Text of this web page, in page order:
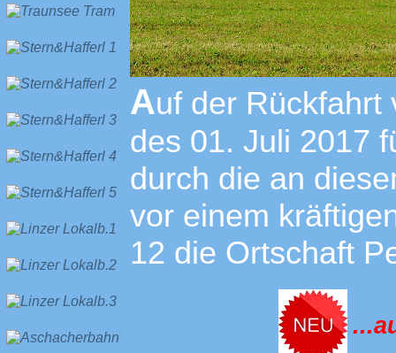
Auf der Rückfahrt
des 01. Juli 2017
durch die an
vor einem
12 die Ortschaft